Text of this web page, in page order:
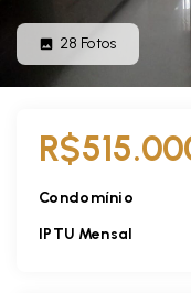
28 Fotos
Condomínio
IPTU Mensal